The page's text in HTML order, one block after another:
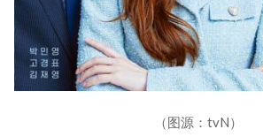
（图源：tvN）